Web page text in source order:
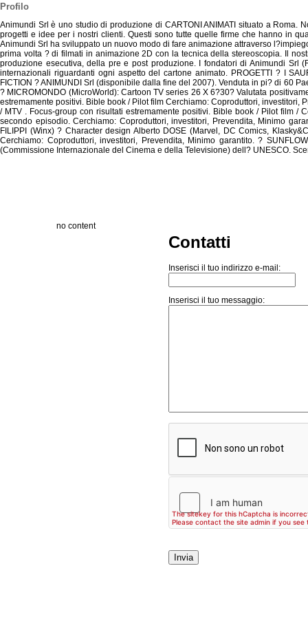
Profilo
Animundi Srl è uno studio di produzione di CARTONI ANIMATI situato a
progetti e idee per i nostri clienti. Questi sono tutte quelle firme che hanno in
Animundi Srl ha sviluppato un nuovo modo di fare animazione attraverso
prima volta ? di filmati in animazione 2D con la tecnica della stereoscopia. Il
produzione esecutiva, della pre e post produzione. I fondatori di Animundi Srl
internazionali riguardanti ogni aspetto del cartone animato. PROGETTI ? I
FICTION ? ANIMUNDI Srl (disponibile dalla fine del 2007). Venduta in pi? di 60
? MICROMONDO (MicroWorld): Cartoon TV series 26 X 6?30? Valutata
estremamente positivi. Bible book / Pilot film Cerchiamo: Coproduttori,
/ MTV . Focus-group con risultati estremamente positivi. Bible book / Pilot film
secondo episodio. Cerchiamo: Coproduttori, investitori, Prevendita, Minimo
FILIPPI (Winx) ? Character design Alberto DOSE (Marvel, DC Comics,
Cerchiamo: Coproduttori, investitori, Prevendita, Minimo garantito. ?
(Commissione Internazionale del Cinema e della Televisione) dell? UNESCO.
no content
Contatti
Inserisci il tuo indirizzo e-mail:
Inserisci il tuo messaggio: